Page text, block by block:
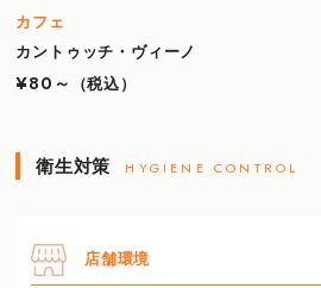
カフェ
カントゥッチ・ヴィーノ
¥80～
（税込）
衛生対策 HYGIENE CONTROL
店舗環境